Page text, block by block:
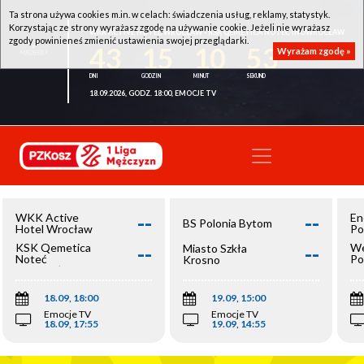
WKK ACTIVE HOTEL WROCŁAW - KSK QEMETICA NOTEĆ INOWROCŁAW
53
18.09.2026, GODZ. 18:00, EMOCJE TV
WKK Active
Hotel Wrocław
--
KSK Qemetica
Noteć
Inowrocław
--
18.09, 18:00
Emocje TV
18.09, 17:55
BS Polonia Bytom --
Miasto Szkła
Krosno
--
19.09, 15:00
Emocje TV
19.09, 14:55
Ta strona używa cookies m.in. w celach: świadczenia usług, reklamy, statystyk.
Korzystając ze strony wyrażasz zgodę na używanie cookie. Jeżeli nie wyrażasz
zgody powinieneś zmienić ustawienia swojej przeglądarki.
Wyrażam zgodę »